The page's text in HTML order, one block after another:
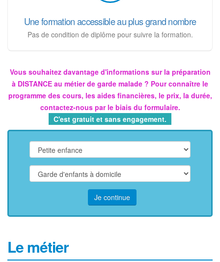
Une formation accessible au plus grand nombre
Pas de condition de diplôme pour suivre la formation.
Vous souhaitez davantage d'informations sur la préparation
à DISTANCE au métier de garde malade ? Pour connaître le
programme des cours, les aides financières, le prix, la durée,
contactez-nous par le biais du formulaire.
C'est gratuit et sans engagement.
Je continue
Le métier